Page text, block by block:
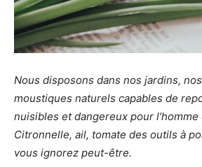
Nous disposons dans nos jardins,
moustiques naturels capables de
nuisibles et dangereux pour
Citronnelle, ail, tomate des outils à
vous ignorez peut-être.